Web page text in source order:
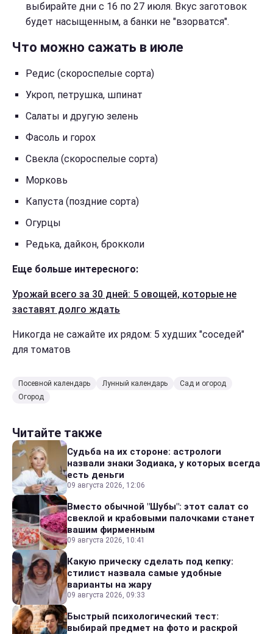
выбирайте дни с 16 по 27 июля. Вкус заготовок
будет насыщенным, а банки не "взорватся".
Что можно сажать в июле
Редис (скороспелые сорта)
Укроп, петрушка, шпинат
Салаты и другую зелень
Фасоль и горох
Свекла (скороспелые сорта)
Морковь
Капуста (поздние сорта)
Огурцы
Редька, дайкон, брокколи
Еще больше интересного:
Урожай всего за 30 дней: 5 овощей, которые не
заставят долго ждать
Никогда не сажайте их рядом: 5 худших "соседей"
для томатов
Посевной календарь Лунный календарь
Сад и огород
Огород
Читайте также
Судьба на их стороне: астрологи
назвали знаки Зодиака, у которых всегда
есть деньги
09 августа 2026, 12:06
Вместо обычной "Шубы": этот салат со
свеклой и крабовыми палочками станет
вашим фирменным
09 августа 2026, 10:41
Какую прическу сделать под кепку:
стилист назвала самые удобные
варианты на жару
09 августа 2026, 09:33
Быстрый психологический тест:
выбирай предмет на фото и раскрой